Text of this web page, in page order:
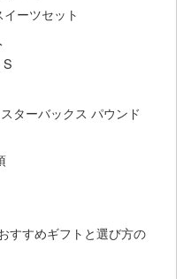
ーツセット
S
ターバックス パウンド
すすめギフトと選び方の